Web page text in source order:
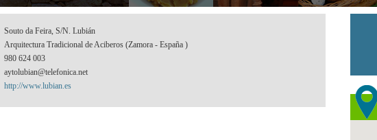
Souto da Feira, S/N. Lubián
Arquitectura Tradicional de Aciberos (Zamora - España )
980 624 003
aytolubian@telefonica.net
http://www.lubian.es